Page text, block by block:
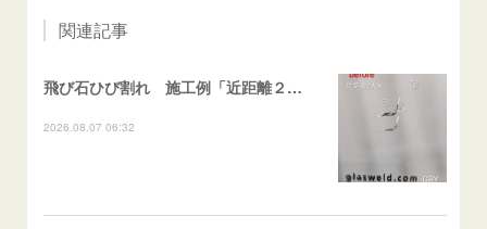
関連記事
飛び石ひび割れ 施工例「近距離２箇所・パーシャル系+ストレート系」CX-8
2026.08.07 06:32